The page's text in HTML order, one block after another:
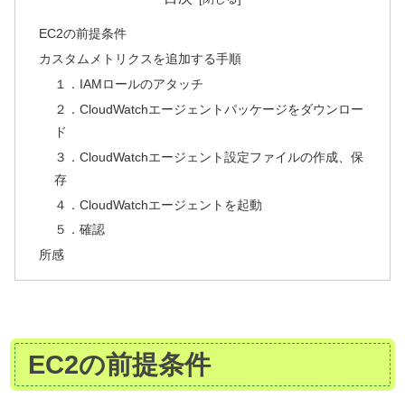
EC2の前提条件
カスタムメトリクスを追加する手順
１．IAMロールのアタッチ
２．CloudWatchエージェントパッケージをダウンロー
ド
３．CloudWatchエージェント設定ファイルの作成、保
存
４．CloudWatchエージェントを起動
５．確認
所感
EC2の前提条件